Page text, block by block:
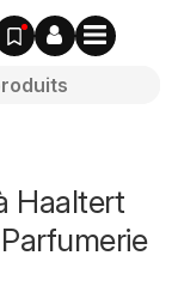
Haaltert